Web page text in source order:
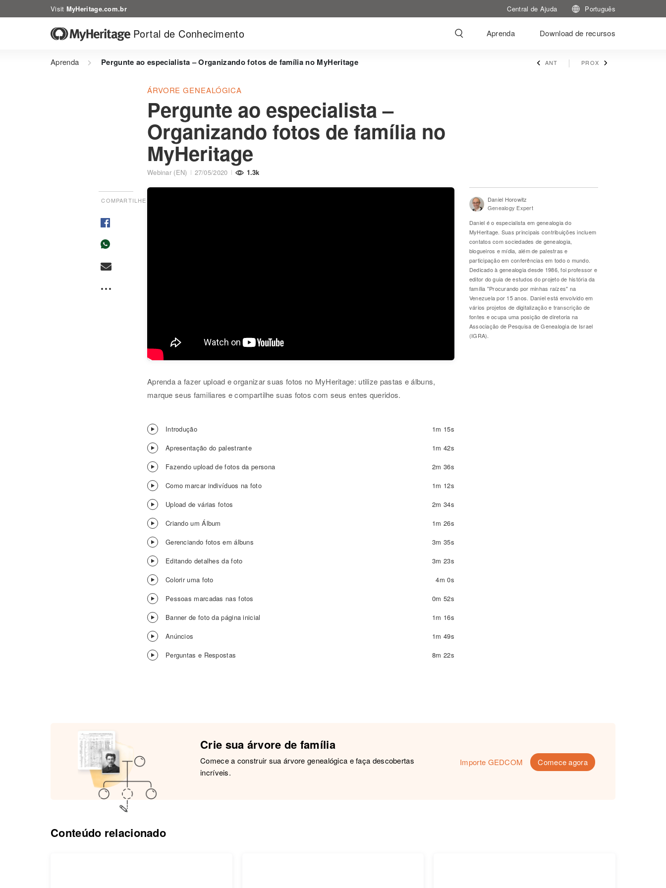
Visit MyHeritage.com.br Central de Ajuda Português
Portal de Conhecimento Aprenda Download de recursos
Aprenda Pergunte ao especialista – Organizando fotos de família no MyHeritage ANT PROX
COMPARTILHE
ÁRVORE GENEALÓGICA
Pergunte ao especialista –
Organizando fotos de família no
MyHeritage
Webinar (EN) 27/05/2020 1.3k
Aprenda a fazer upload e organizar suas fotos no MyHeritage: utilize pastas e álbuns,
marque seus familiares e compartilhe suas fotos com seus entes queridos.
Introdução
1m 15s
Apresentação do palestrante
1m 42s
Fazendo upload de fotos da persona
2m 36s
Como marcar indivíduos na foto
1m 12s
Upload de várias fotos
2m 34s
Criando um Álbum
1m 26s
Gerenciando fotos em álbuns
3m 35s
Editando detalhes da foto
3m 23s
Colorir uma foto
4m 0s
Pessoas marcadas nas fotos
0m 52s
Banner de foto da página inicial
1m 16s
Anúncios
1m 49s
Perguntas e Respostas
8m 22s
Daniel Horowitz
Genealogy Expert
Daniel é o especialista em genealogia do
MyHeritage. Suas principais contribuições incluem
contatos com sociedades de genealogia,
blogueiros e mídia, além de palestras e
participação em conferências em todo o mundo.
Dedicado à genealogia desde 1986, foi professor e
editor do guia de estudos do projeto de história da
família "Procurando por minhas raízes" na
Venezuela por 15 anos. Daniel está envolvido em
vários projetos de digitalização e transcrição de
fontes e ocupa uma posição de diretoria na
Associação de Pesquisa de Genealogia de Israel
(IGRA).
Crie sua árvore de família
Comece a construir sua árvore genealógica e faça descobertas
incríveis.
Importe GEDCOM Comece agora
Conteúdo relacionado